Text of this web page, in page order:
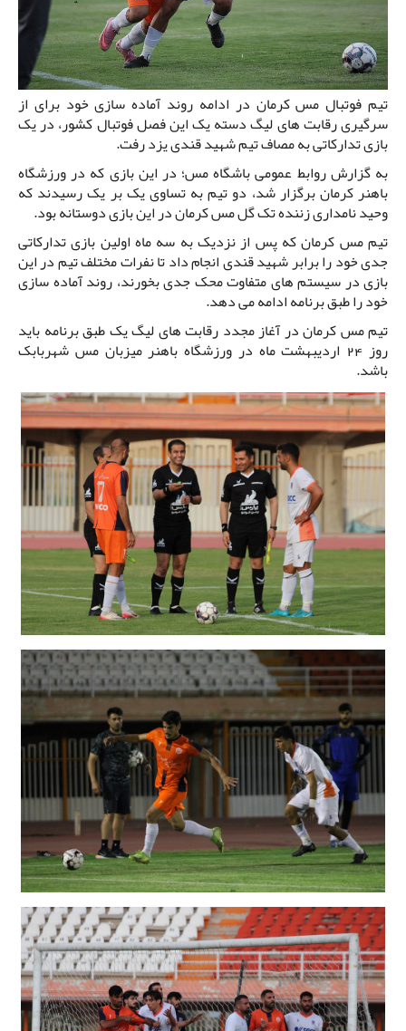
تیم فوتبال مس کرمان در ادامه روند آماده سازی خود برای از
سرگیری رقابت های لیگ دسته یک این فصل فوتبال کشور، در یک
بازی تدارکاتی به مصاف تیم شهید قندی یزد رفت.
به گزارش روابط عمومی باشگاه مس؛ در این بازی که در ورزشگاه
باهنر کرمان برگزار شد، دو تیم به تساوی یک بر یک رسیدند که
وحید نامداری زننده تک گل مس کرمان در این بازی دوستانه بود.
تیم مس کرمان که پس از نزدیک به سه ماه اولین بازی تدارکاتی
جدی خود را برابر شهید قندی انجام داد تا نفرات مختلف تیم در این
بازی در سیستم های متفاوت محک جدی بخورند، روند آماده سازی
خود را طبق برنامه ادامه می دهد.
تیم مس کرمان در آغاز مجدد رقابت های لیگ یک طبق برنامه باید
روز 24 اردیبهشت ماه در ورزشگاه باهنر میزبان مس شهربابک
باشد.